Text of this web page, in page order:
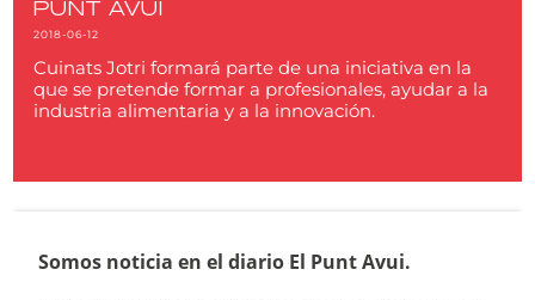
PUNT AVUI
2018-06-12
Cuinats Jotri formará parte de una iniciativa en la
que se pretende formar a profesionales, ayudar a la
industria alimentaria y a la innovación.
Somos noticia en el diario El Punt Avui.